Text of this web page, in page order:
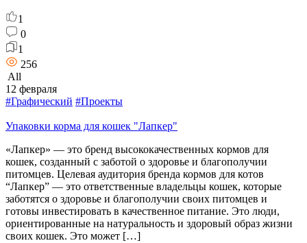
1
0
1
256
All
12 февраля
#Графический #Проекты
Упаковки корма для кошек "Лапкер"
«Лапкер» — это бренд высококачественных кормов для
кошек, созданный с заботой о здоровье и благополучии
питомцев. Целевая аудитория бренда кормов для котов
“Лапкер” — это ответственные владельцы кошек, которые
заботятся о здоровье и благополучии своих питомцев и
готовы инвестировать в качественное питание. Это люди,
ориентированные на натуральность и здоровый образ жизни
своих кошек. Это может […]